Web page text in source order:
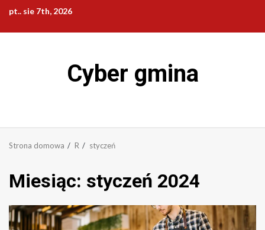
Przejdź
treści
pt.. sie 7th, 2026
Cyber gmina
Strona domowa R styczeń
Miesiąc: styczeń 2024